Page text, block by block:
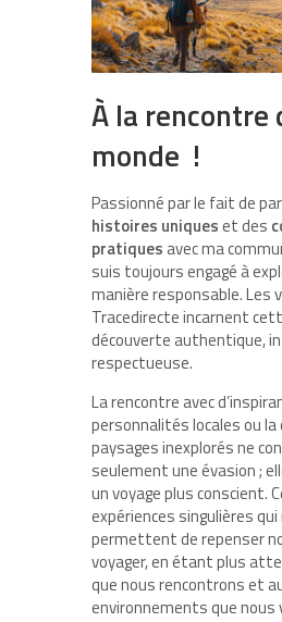
À la rencontre
monde !
Passionné par le fait de
histoires uniqueset des
pratiques avec ma
suis toujours engagé à
manière responsable. Les
Tracedirecte incarnent
découverte authentique,
respectueuse.
La rencontre avec
personnalités locales ou
paysages inexplorés ne
seulement une évasion ;
un voyage plus conscient.
expériences singulières qui
permettent de repenser
voyager, en étant plus
que nous rencontrons et
environnements que nous